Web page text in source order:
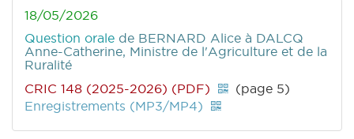
18/05/2026
Question orale de BERNARD Alice à DALCQ
Anne-Catherine, Ministre de l'Agriculture et de la
Ruralité
CRIC 148 (2025-2026) (PDF)
(page 5)
Enregistrements (MP3/MP4)